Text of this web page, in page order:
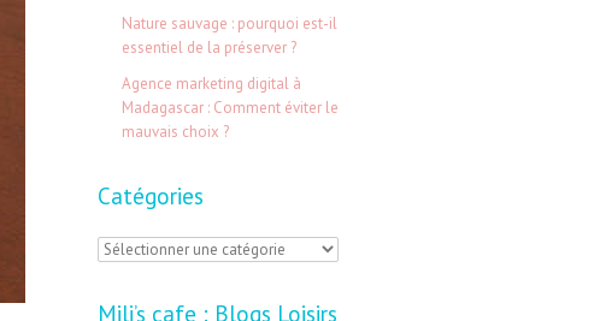
Nature sauvage : pourquoi est-il
essentiel de la préserver ?
Agence marketing digital à
Madagascar : Comment éviter le
mauvais choix ?
Catégories
C
Mili’s cafe : Blogs Loisirs